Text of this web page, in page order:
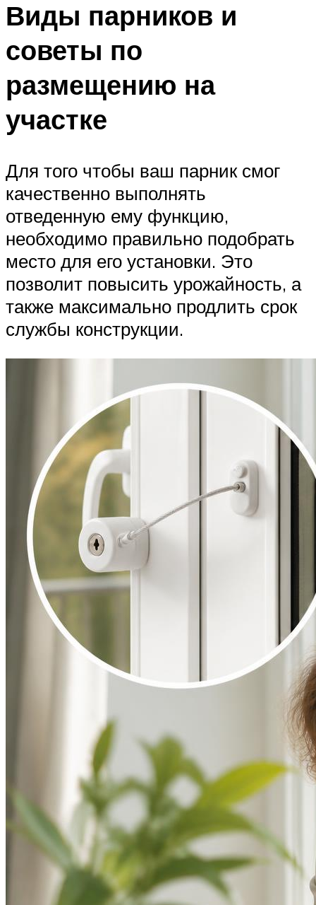
Виды парников и
советы по
размещению на
участке
Для того чтобы ваш парник смог
качественно выполнять
отведенную ему функцию,
необходимо правильно подобрать
место для его установки. Это
позволит повысить урожайность, а
также максимально продлить срок
службы конструкции.